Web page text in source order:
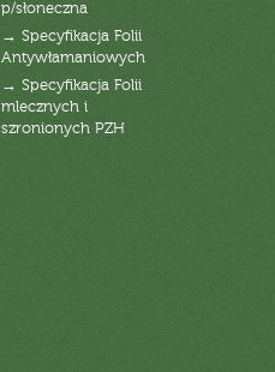
p/słoneczna
→ Specyfikacja Folii
Antywłamaniowych
→ Specyfikacja Folii
mlecznych i
szronionych PZH